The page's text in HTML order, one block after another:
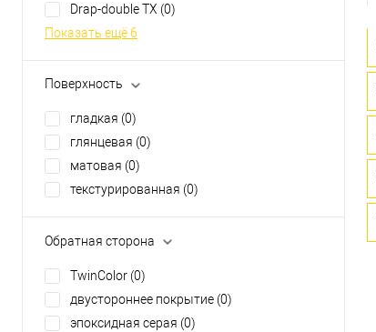
Drap-double TX (0)
Показать ещё 6
Поверхность
гладкая (0)
глянцевая (0)
матовая (0)
текстурированная (0)
Обратная сторона
TwinColor (0)
двустороннее покрытие (0)
эпоксидная серая (0)